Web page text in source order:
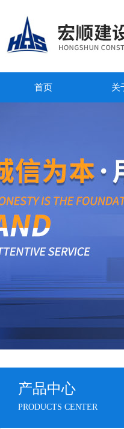
首页 关
产品中心
PRODUCTS CENTER